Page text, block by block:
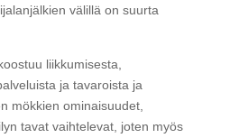
välillä on suurta
liikkumisesta,
ja tavaroista ja
mökkien ominaisuudet,
tavat vaihtelevat, joten myös